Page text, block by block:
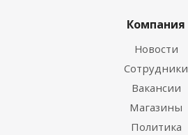
Компания
Новости
Сотрудники
Вакансии
Магазины
Политика